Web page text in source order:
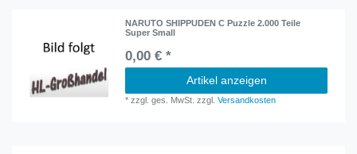
NARUTO SHIPPUDEN C Puzzle 2.000 Teile
Super Small
0,00 € *
Artikel anzeigen
*zzgl. ges. MwSt. zzgl.Versandkosten